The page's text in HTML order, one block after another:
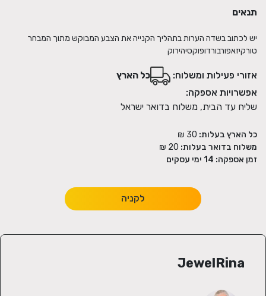
תנאים
יש לכתוב בשדה הערות בתהליך הקנייה את הצבע המבוקש מתוך המבחר
טורקיזאפורבורדופוקסיהירוק
אזורי פעילות ומשלוח:
כל הארץ
אפשרויות אספקה:
שליח עד הבית, משלוח בדואר ישראל
כל הארץ בעלות:
משלוח בדואר בעלות:
זמן אספקה: 14 ימי עסקים
לקניה
JewelRina